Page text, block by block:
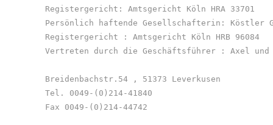
Registergericht: Amtsgericht Köln HRA 33701
Persönlich haftende Gesellschafterin: Köstler
Registergericht : Amtsgericht Köln HRB 96084
Vertreten durch die Geschäftsführer : Axel
Breidenbachstr.54 , 51373 Leverkusen
Tel. 0049-(0)214-41840
Fax 0049-(0)214-44742